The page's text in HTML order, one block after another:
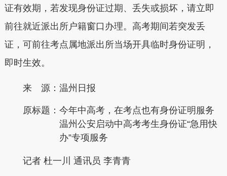
证有效期，若发现身份证过期、丢失或损坏，请立即
前往就近派出所户籍窗口办理。高考期间若突发丢
证，可前往考点属地派出所当场开具临时身份证明，
即时生效。
来 源：温州日报
原标题： 今年中高考，在考点也有身份证明服务
温州公安启动中高考考生身份证“急用快
办”专项服务
记者 杜一川 通讯员 李青青